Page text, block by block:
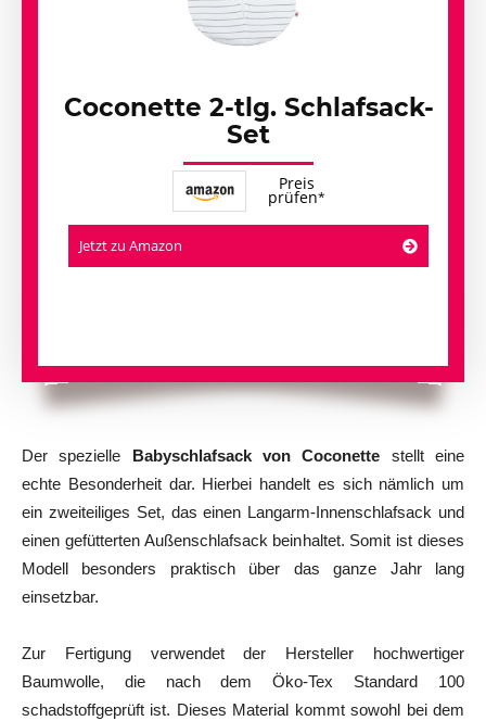
Coconette 2-tlg. Schlafsack-
Set
Preis
prüfen
Jetzt zu Amazon
Der spezielle Babyschlafsack von Coconette stellt eine
echte Besonderheit dar. Hierbei handelt es sich nämlich um
ein zweiteiliges Set, das einen Langarm-Innenschlafsack und
einen gefütterten Außenschlafsack beinhaltet. Somit ist dieses
Modell besonders praktisch über das ganze Jahr lang
einsetzbar.
Zur Fertigung verwendet der Hersteller hochwertiger
Baumwolle, die nach dem Öko-Tex Standard 100
schadstoffgeprüft ist. Dieses Material kommt sowohl bei dem